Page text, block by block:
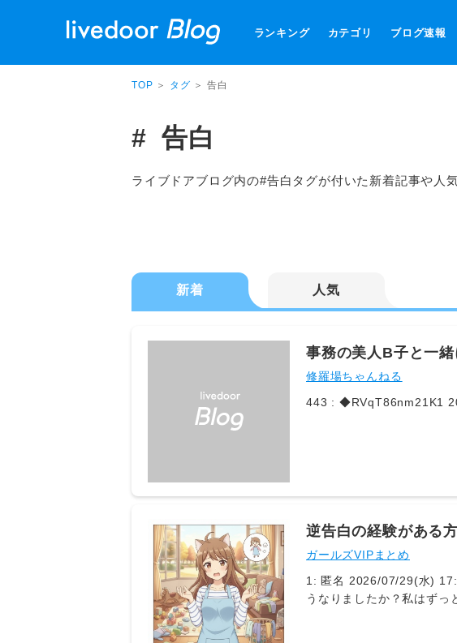
ランキング カテゴリ ブログ速報
TOP ＞ タグ ＞ 告白
告白
ライブドアブログ内の#告白タグが付いた新着記事や人
新着 人気
事務の美人B子と一
→この気持ちをB子に
修羅場ちゃんねる
逆告白の経験がある方
ガールズVIPまとめ
1: 匿名 2026/07/29(水)
うなりましたか？私はずっ
ったく接点を作らずに過